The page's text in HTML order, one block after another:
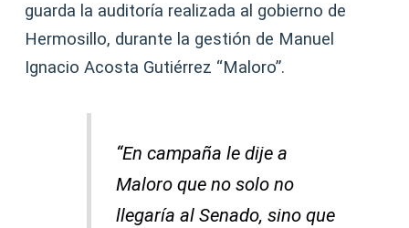
guarda la auditoría realizada al gobierno de
Hermosillo, durante la gestión de Manuel
Ignacio Acosta Gutiérrez “Maloro”.
“En campaña le dije a
Maloro que no solo no
llegaría al Senado, sino que